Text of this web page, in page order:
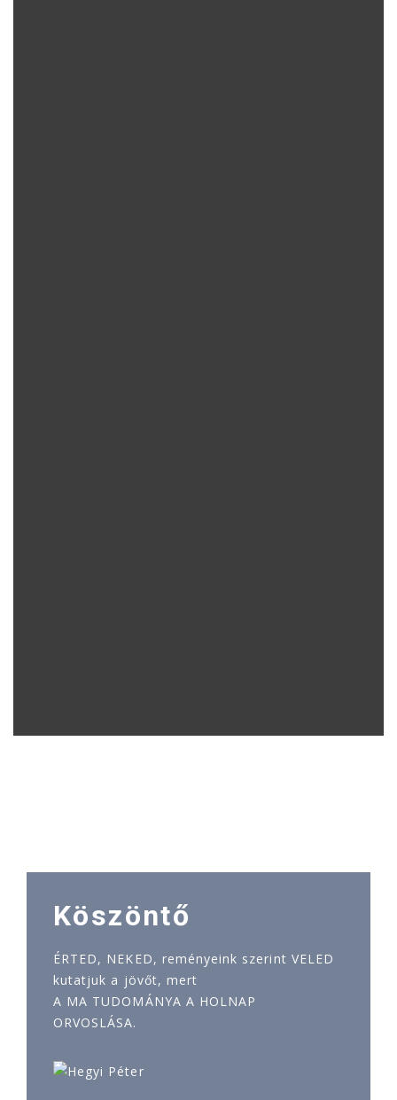
Köszöntő
ÉRTED, NEKED, reményeink szerint VELED
kutatjuk a jövőt, mert
A MA TUDOMÁNYA A HOLNAP
ORVOSLÁSA.